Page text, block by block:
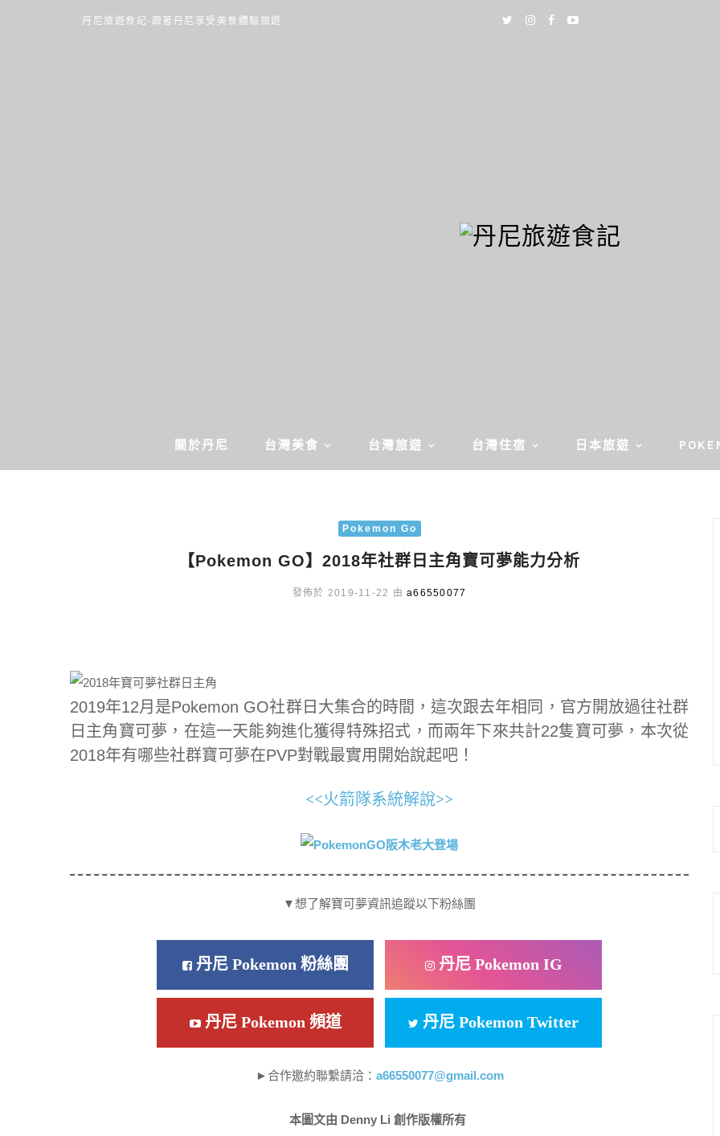
丹尼旅遊食記-跟著丹尼享受美食體驗旅遊
關於丹尼 台灣美食 台灣旅遊 台灣住宿 日本旅遊
Pokemon Go
【Pokemon GO】2018年社群日主角寶可夢能力分析
發佈於 2019-11-22 由 a66550077
2019年12月是Pokemon GO社群日大集合的時間，這次跟去年相同，官方開放過往社群
日主角寶可夢，在這一天能夠進化獲得特殊招式，而兩年下來共計22隻寶可夢，本次從
2018年有哪些社群寶可夢在PVP對戰最實用開始說起吧！
<<火箭隊系統解說>>
▼想了解寶可夢資訊追蹤以下粉絲團
丹尼 Pokemon 粉絲團 丹尼 Pokemon IG
丹尼 Pokemon 頻道 丹尼 Pokemon Twitter
►合作邀約聯繫請洽： a66550077@gmail.com
本圖文由 Denny Li 創作版權所有